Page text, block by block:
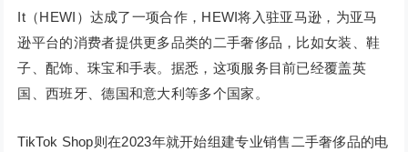
It（HEWI）达成了一项合作，HEWI将入驻亚马逊，为亚马
逊平台的消费者提供更多品类的二手奢侈品，比如女装、鞋
子、配饰、珠宝和手表。据悉，这项服务目前已经覆盖英
国、西班牙、德国和意大利等多个国家。
TikTok Shop则在2023年就开始组建专业销售二手奢侈品的电